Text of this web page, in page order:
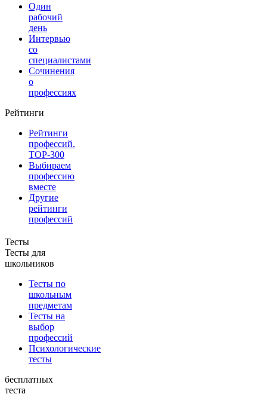
Один
рабочий
день
Интервью
со
специалистами
Сочинения
о
профессиях
Рейтинги
Рейтинги
профессий.
TOP-300
Выбираем
профессию
вместе
Другие
рейтинги
профессий
Тесты
Тесты для
школьников
Тесты по
школьным
предметам
Тесты на
выбор
профессий
Психологические
тесты
бесплатных
теста